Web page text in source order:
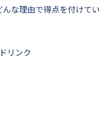
な理由で得点を付けてい
リンク